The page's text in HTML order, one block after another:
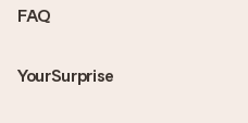
FAQ
YourSurprise